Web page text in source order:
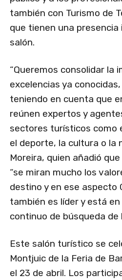
también con Turismo de
que tienen una
salón.
“Queremos consolidar la
excelencias ya
teniendo en cuenta que
reúnen expertos y
sectores turísticos como
el deporte, la cultura o la
Moreira, quien añadió
“se miran mucho los
destino y en ese aspecto
también es líder y está
continuo de búsqueda de
Este salón turístico se
Montjuic de la Feria de
el 23 de abril. Los